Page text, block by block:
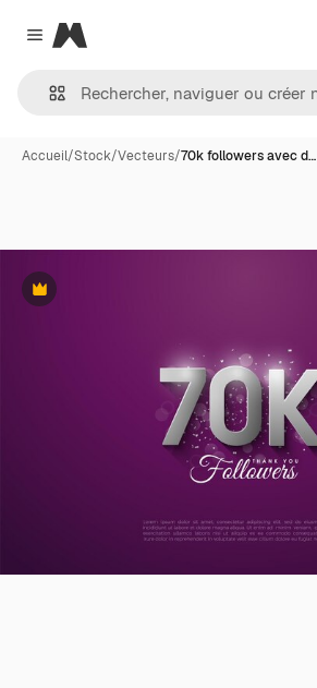
Close menu
Magnific
Accueil/Stock/Vecteurs/70k followers avec d…
Premium